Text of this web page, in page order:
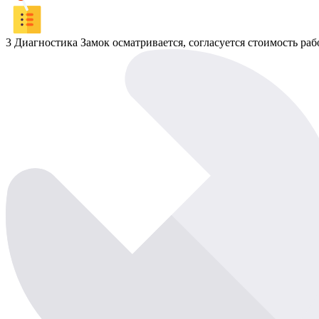
3 Диагностика Замок осматривается, согласуется стоимость